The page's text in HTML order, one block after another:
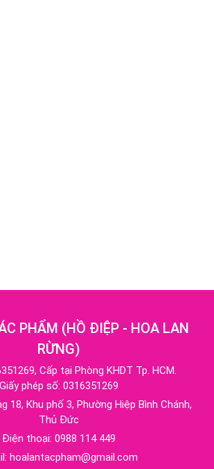
PHẨM (HỒ ĐIỆP - HOA LAN
RỪNG)
Cấp tại Phòng KHDT Tp. HCM.
Giấy phép số: 0316351269
18, Khu phố 3, Phường Hiệp Bình Chánh,
Thủ Đức
Điện thoại: 0988 114 449
hoalantacpham@gmail.com